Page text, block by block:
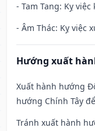
- Tam Tang: Kỵ
- Âm Thác: Kỵ việc
Hướng xuất
Xuất hành hướng
hướng Chính Tây
Tránh xuất hành